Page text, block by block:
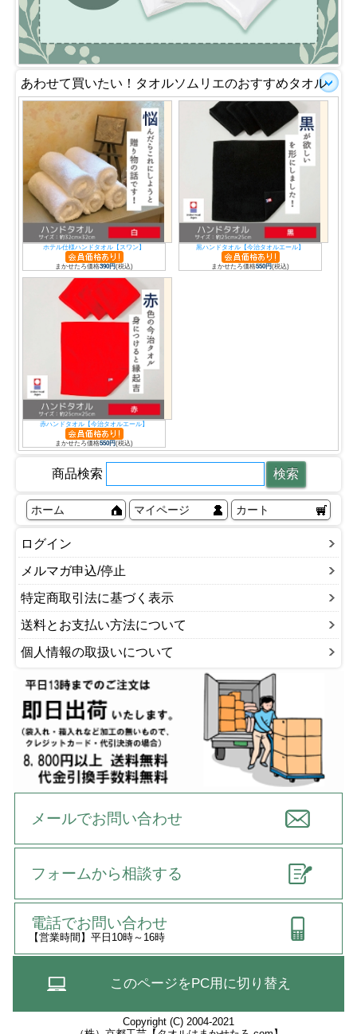
あわせて買いたい！タオルソムリエのおすすめタオル
ホテル仕様ハンドタオル【スワン】
まかせたろ価格390円(税込)
黒ハンドタオル【今治タオルエール】
まかせたろ価格550円(税込)
赤ハンドタオル【今治タオルエール】
まかせたろ価格550円(税込)
商品検索
ホーム マイページ カート
ログイン
メルマガ申込/停止
特定商取引法に基づく表示
送料とお支払い方法について
個人情報の取扱いについて
メールでお問い合わせ
フォームから相談する
電話でお問い合わせ
【営業時間】平日10時～16時
このページをPC用に切り替え
Copyright (C) 2004-2021